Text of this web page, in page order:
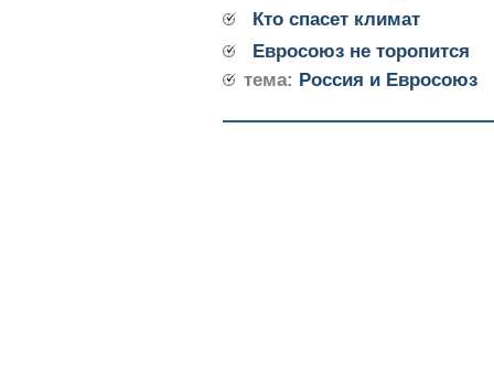
Кто спасет климат
Евросоюз не торопится
тема: Россия и Евросоюз